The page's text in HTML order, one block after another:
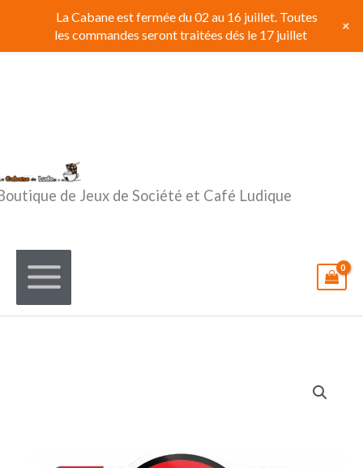
contenu
de Jeux de Société et Café Ludique
La Cabane est fermée du 02 au 16 juillet. Toutes
les commandes seront traitées dés le 17 juillet
+